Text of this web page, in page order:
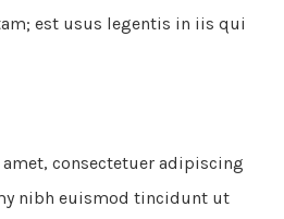
est usus legentis in iis qui
consectetuer adipiscing
nibh euismod tincidunt ut